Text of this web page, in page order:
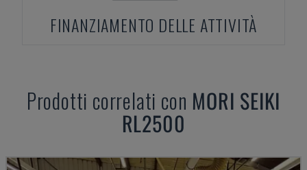
FINANZIAMENTO DELLE ATTIVITÀ
Prodotti correlati con MORI SEIKI
RL2500